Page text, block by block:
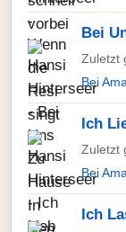
Bei
Zuletzt
Bei
Ich
Zuletzt
Bei
Ich